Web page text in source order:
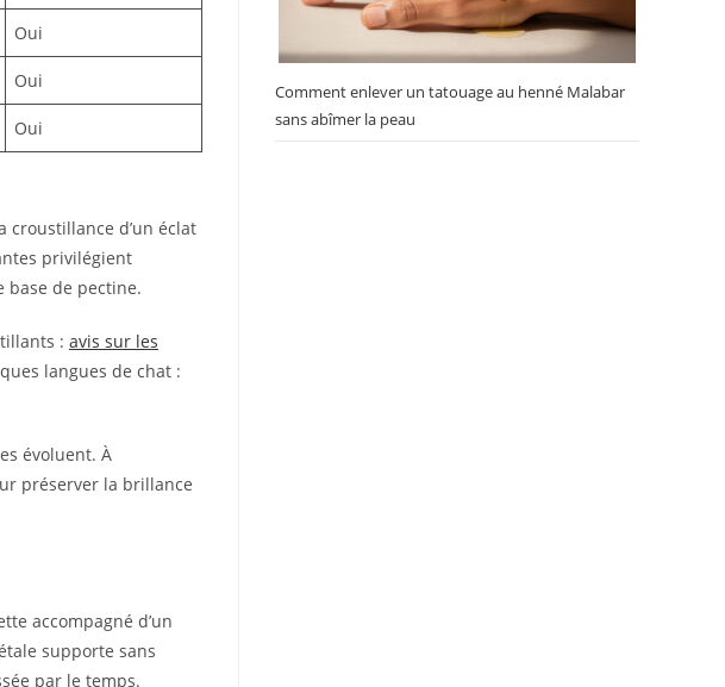
Oui
Oui
Oui
croustillance d’un éclat
privilégient
base de pectine.
: avis sur les
langues de chat :
évoluent. À
préserver la brillance
accompagné d’un
supporte sans
par le temps.
Comment enlever un tatouage au henné Malabar
sans abîmer la peau